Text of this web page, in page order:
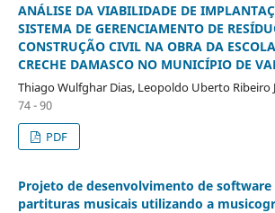
ANÁLISE DA VIABILIDADE DE
SISTEMA DE GERENCIAMENTO DE
CONSTRUÇÃO CIVIL NA OBRA DA
CRECHE DAMASCO NO MUNICÍPIO DE
Thiago Wulfghar Dias, Leopoldo Uberto Ribeiro
74 - 90
PDF
Projeto de desenvolvimento de
partituras musicais utilizando a